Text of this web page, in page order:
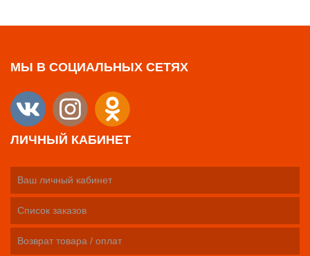
МЫ В СОЦИАЛЬНЫХ СЕТЯХ
ЛИЧНЫЙ КАБИНЕТ
Ваш личный кабинет
Список заказов
Возврат товара / оплат